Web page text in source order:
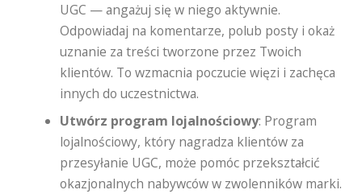
UGC — angażuj się w niego aktywnie.
Odpowiadaj na komentarze, polub posty i okaż
uznanie za treści tworzone przez Twoich
klientów. To wzmacnia poczucie więzi i zachęca
innych do uczestnictwa.
Utwórz program lojalnościowy: Program
lojalnościowy, który nagradza klientów za
przesyłanie UGC, może pomóc przekształcić
okazjonalnych nabywców w zwolenników marki.